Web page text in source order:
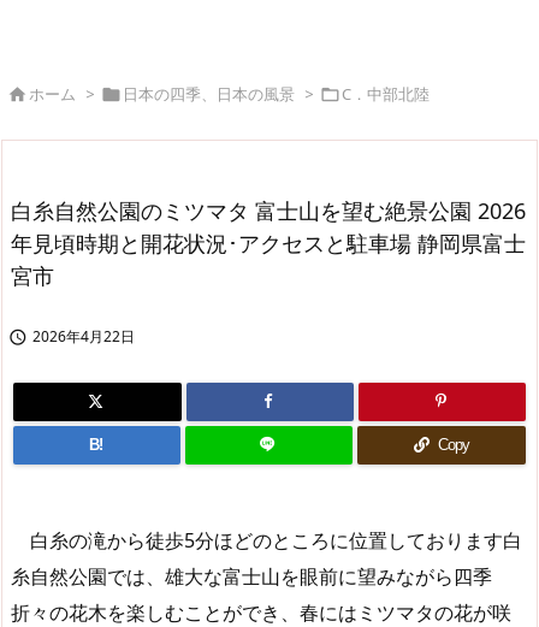
ホーム >  日本の四季、日本の風景 > C．中部北陸
白糸自然公園のミツマタ 富士山を望む絶景公園 2026
年見頃時期と開花状況･アクセスと駐車場 静岡県富士
宮市
 2026年4月22日
B! Copy
白糸の滝から徒歩5分ほどのところに位置しております白
糸自然公園では、雄大な富士山を眼前に望みながら四季
折々の花木を楽しむことができ、春にはミツマタの花が咲